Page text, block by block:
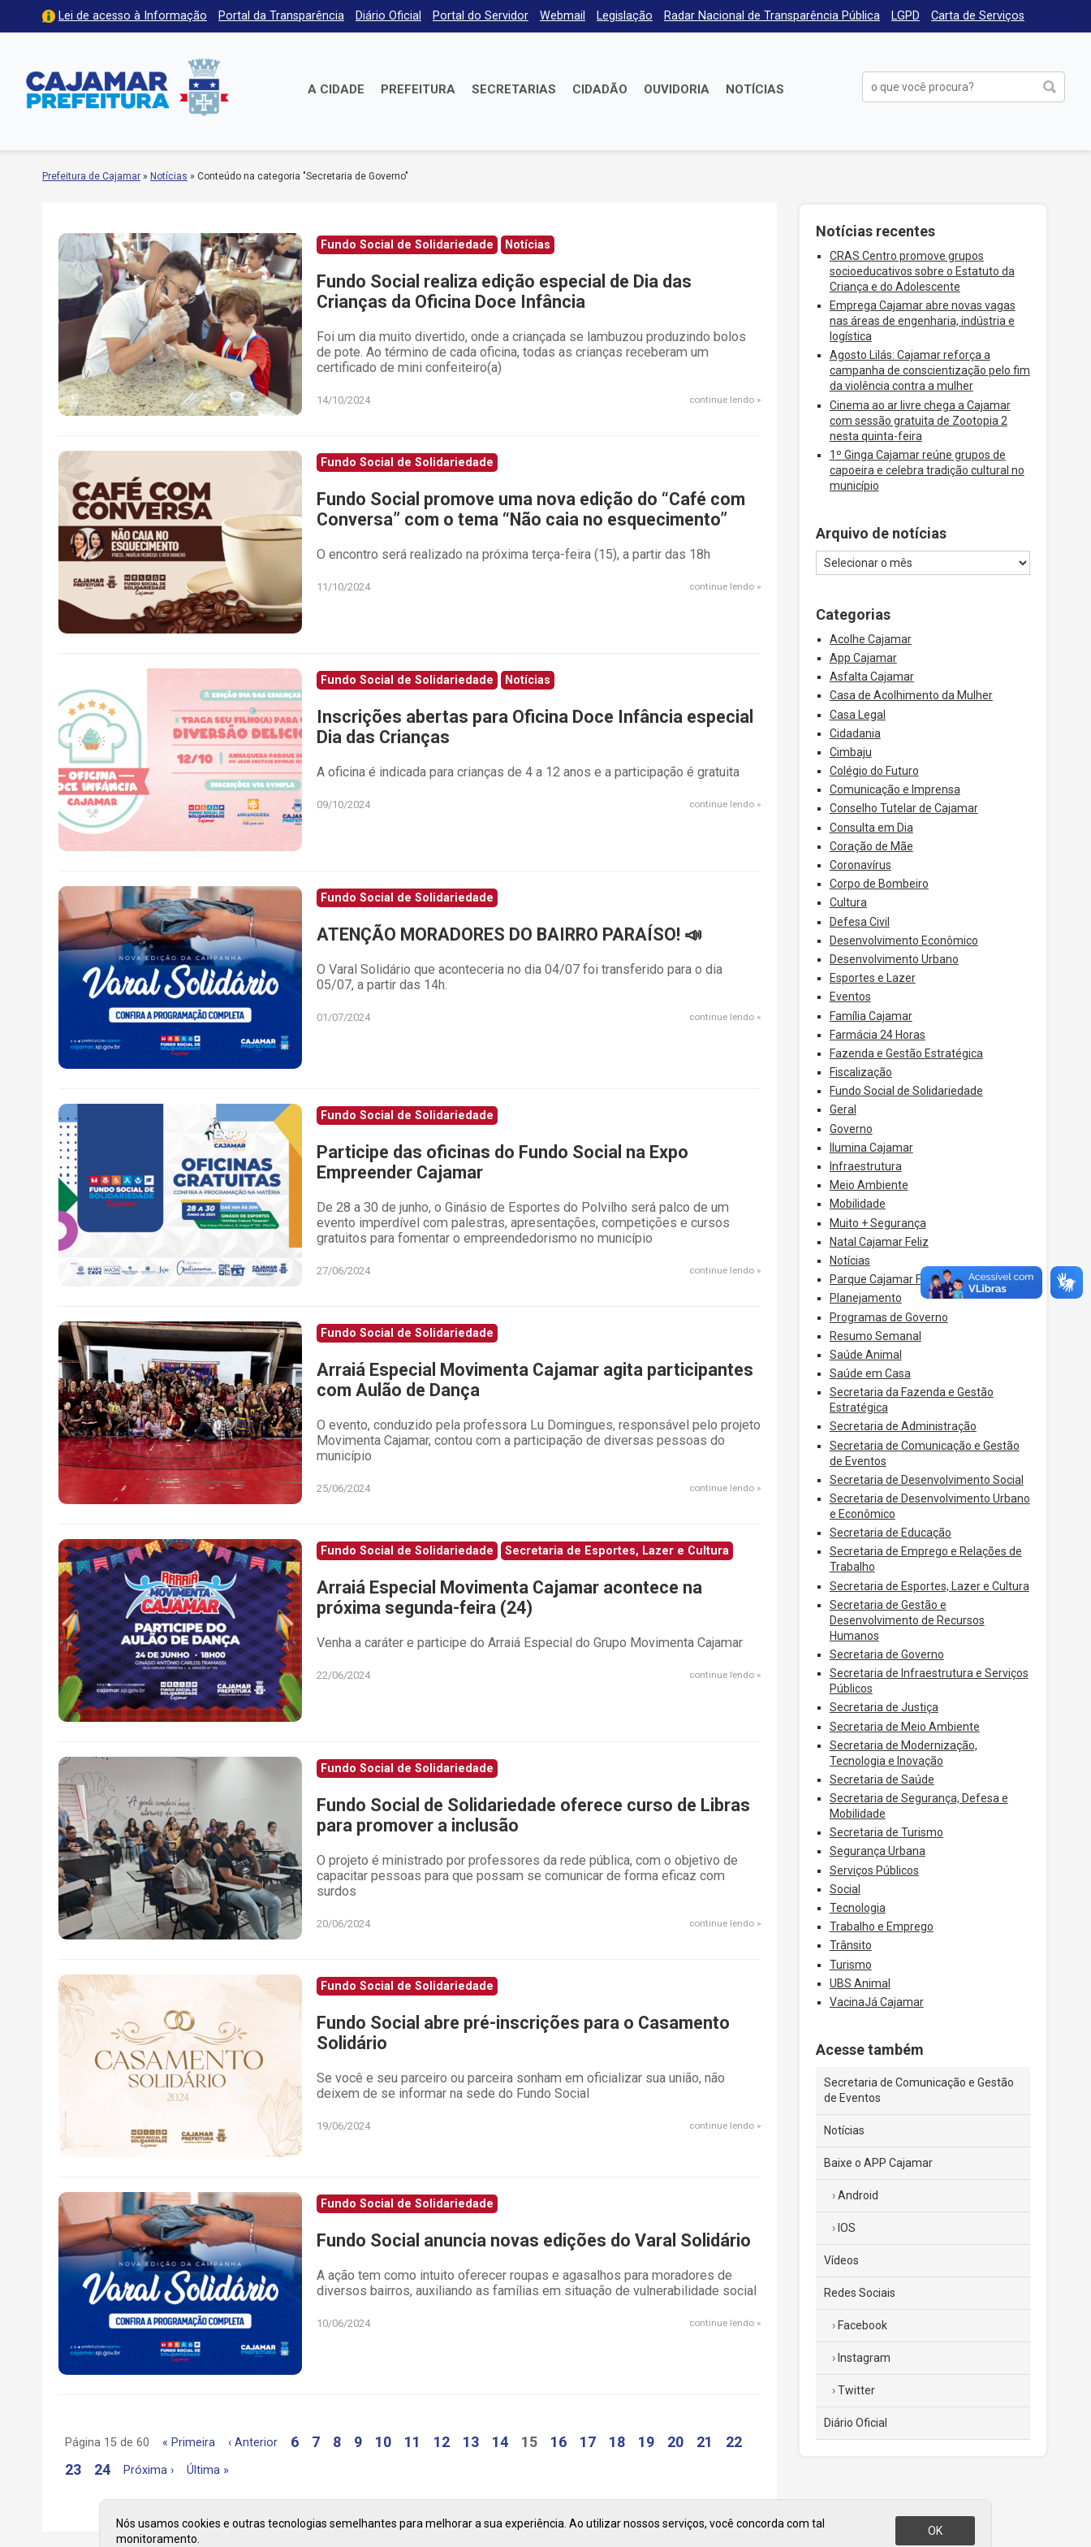
Lei de acesso à Informação Portal da Transparência Diário Oficial Portal do Servidor Webmail Legislação Radar Nacional de Transparência Pública LGPD Carta de Serviços
A CIDADE PREFEITURA SECRETARIAS CIDADÃO OUVIDORIA NOTÍCIAS
Prefeitura de Cajamar » Notícias » Conteúdo na categoria "Secretaria de Governo"
Fundo Social de Solidariedade Notícias
Fundo Social realiza edição especial de Dia das
Crianças da Oficina Doce Infância
Foi um dia muito divertido, onde a criançada se lambuzou produzindo bolos
de pote. Ao término de cada oficina, todas as crianças receberam um
certificado de mini confeiteiro(a)
14/10/2024 continue lendo
Fundo Social de Solidariedade
Fundo Social promove uma nova edição do “Café com
Conversa” com o tema “Não caia no esquecimento”
O encontro será realizado na próxima terça-feira (15), a partir das 18h
11/10/2024 continue lendo
Fundo Social de Solidariedade Notícias
Inscrições abertas para Oficina Doce Infância especial
Dia das Crianças
A oficina é indicada para crianças de 4 a 12 anos e a participação é gratuita
09/10/2024 continue lendo
Fundo Social de Solidariedade
ATENÇÃO MORADORES DO BAIRRO PARAÍSO! 📣
O Varal Solidário que aconteceria no dia 04/07 foi transferido para o dia
05/07, a partir das 14h.
01/07/2024 continue lendo
Fundo Social de Solidariedade
Participe das oficinas do Fundo Social na Expo
Empreender Cajamar
De 28 a 30 de junho, o Ginásio de Esportes do Polvilho será palco de um
evento imperdível com palestras, apresentações, competições e cursos
gratuitos para fomentar o empreendedorismo no município
27/06/2024 continue lendo
Fundo Social de Solidariedade
Arraiá Especial Movimenta Cajamar agita participantes
com Aulão de Dança
O evento, conduzido pela professora Lu Domingues, responsável pelo projeto
Movimenta Cajamar, contou com a participação de diversas pessoas do
município
25/06/2024 continue lendo
Fundo Social de Solidariedade Secretaria de Esportes, Lazer e Cultura
Arraiá Especial Movimenta Cajamar acontece na
próxima segunda-feira (24)
Venha a caráter e participe do Arraiá Especial do Grupo Movimenta Cajamar
22/06/2024 continue lendo
Fundo Social de Solidariedade
Fundo Social de Solidariedade oferece curso de Libras
para promover a inclusão
O projeto é ministrado por professores da rede pública, com o objetivo de
capacitar pessoas para que possam se comunicar de forma eficaz com
surdos
20/06/2024 continue lendo
Fundo Social de Solidariedade
Fundo Social abre pré-inscrições para o Casamento
Solidário
Se você e seu parceiro ou parceira sonham em oficializar sua união, não
deixem de se informar na sede do Fundo Social
19/06/2024 continue lendo
Fundo Social de Solidariedade
Fundo Social anuncia novas edições do Varal Solidário
A ação tem como intuito oferecer roupas e agasalhos para moradores de
diversos bairros, auxiliando as famílias em situação de vulnerabilidade social
10/06/2024 continue lendo
Página 15 de 60 « Primeira ‹ Anterior 6 7 8 9 10 11 12 13 14 15 16 17 18 19 20 21
22
23
24 Próxima › Última »
Notícias recentes
CRAS Centro promove grupos
socioeducativos sobre o Estatuto da
Criança e do Adolescente
Emprega Cajamar abre novas vagas
nas áreas de engenharia, indústria e
logística
Agosto Lilás: Cajamar reforça a
campanha de conscientização pelo fim
da violência contra a mulher
Cinema ao ar livre chega a Cajamar
com sessão gratuita de Zootopia 2
nesta quinta-feira
1º Ginga Cajamar reúne grupos de
capoeira e celebra tradição cultural no
município
Arquivo de notícias
Categorias
Acolhe Cajamar
App Cajamar
Asfalta Cajamar
Casa de Acolhimento da Mulher
Casa Legal
Cidadania
Cimbaju
Colégio do Futuro
Comunicação e Imprensa
Conselho Tutelar de Cajamar
Consulta em Dia
Coração de Mãe
Coronavírus
Corpo de Bombeiro
Cultura
Defesa Civil
Desenvolvimento Econômico
Desenvolvimento Urbano
Esportes e Lazer
Eventos
Família Cajamar
Farmácia 24 Horas
Fazenda e Gestão Estratégica
Fiscalização
Fundo Social de Solidariedade
Geral
Governo
Ilumina Cajamar
Infraestrutura
Meio Ambiente
Mobilidade
Muito + Segurança
Natal Cajamar Feliz
Notícias
Parque Cajamar Feliz
Planejamento
Programas de Governo
Resumo Semanal
Saúde Animal
Saúde em Casa
Secretaria da Fazenda e Gestão
Estratégica
Secretaria de Administração
Secretaria de Comunicação e Gestão
de Eventos
Secretaria de Desenvolvimento Social
Secretaria de Desenvolvimento Urbano
e Econômico
Secretaria de Educação
Secretaria de Emprego e Relações de
Trabalho
Secretaria de Esportes, Lazer e Cultura
Secretaria de Gestão e
Desenvolvimento de Recursos
Humanos
Secretaria de Governo
Secretaria de Infraestrutura e Serviços
Públicos
Secretaria de Justiça
Secretaria de Meio Ambiente
Secretaria de Modernização,
Tecnologia e Inovação
Secretaria de Saúde
Secretaria de Segurança, Defesa e
Mobilidade
Secretaria de Turismo
Segurança Urbana
Serviços Públicos
Social
Tecnologia
Trabalho e Emprego
Trânsito
Turismo
UBS Animal
VacinaJá Cajamar
Acesse também
Secretaria de Comunicação e Gestão
de Eventos
Notícias
Baixe o APP Cajamar
Android
IOS
Vídeos
Redes Sociais
Facebook
Instagram
Twitter
Diário Oficial
Nós usamos cookies e outras tecnologias semelhantes para melhorar a sua experiência. Ao utilizar nossos serviços, você concorda com tal
monitoramento.
OK